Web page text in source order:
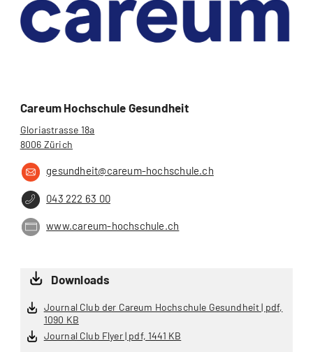
Careum Hochschule Gesundheit
Gloriastrasse 18a
8006 Zürich
gesundheit@careum-hochschule.ch
043 222 63 00
www.careum-hochschule.ch
Downloads
Journal Club der Careum Hochschule Gesundheit | pdf,
1090 KB
Journal Club Flyer | pdf, 1441 KB